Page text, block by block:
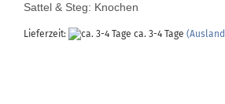
Sattel & Steg: Knochen
Lieferzeit: ca. 3-4 Tage